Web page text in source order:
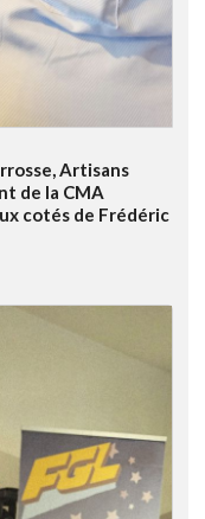
Artisans
de la CMA
cotés de Frédéric